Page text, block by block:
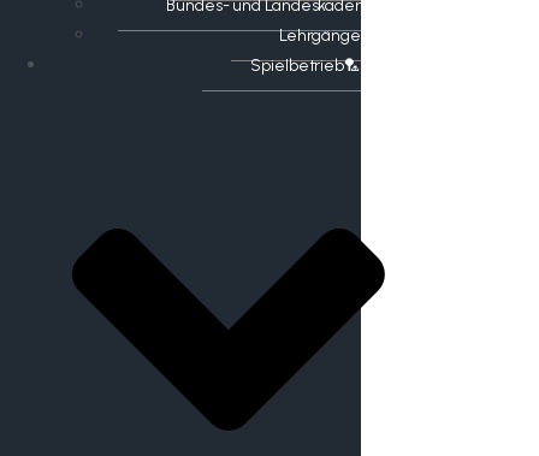
Bundes- und Landeskader
Lehrgänge
Spielbetrieb🏸